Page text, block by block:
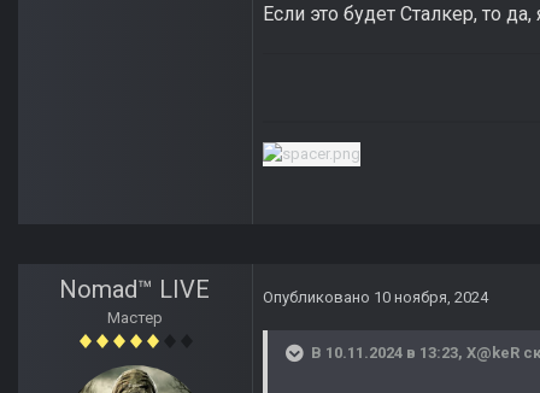
Если это будет Сталкер, то
Nomad™ LIVE
Мастер
Опубликовано 10 ноября, 2024
В 10.11.2024 в 13:23, X@keR